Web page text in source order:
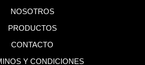
NOSOTROS
PRODUCTOS
CONTACTO
Y CONDICIONES